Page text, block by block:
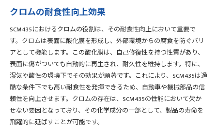
クロムの耐食性向上効果
SCM435におけるクロムの役割は、その耐食性向上において重要で
す。クロムは表面に酸化膜を形成し、外部環境からの腐食を防ぐバリ
アとして機能します。この酸化膜は、自己修復性を持つ性質があり、
表面に傷がついても自動的に再生され、耐久性を維持します。特に、
湿気や酸性の環境下でその効果が顕著です。これにより、SCM435は過
酷な条件下でも高い耐食性を発揮できるため、自動車や機械部品の信
頼性を向上させます。クロムの存在は、SCM435の性能において欠か
せない要因となっており、その化学成分の一部として、製品の寿命を
飛躍的に延ばすことが可能です。